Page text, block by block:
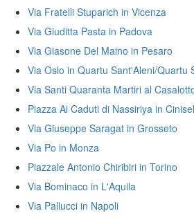
Via Fratelli Stuparich in Vicenza
Via Giuditta Pasta in Padova
Via Giasone Del Maino in Pesaro
Via Oslo in Quartu Sant'Aleni/Quartu
Via Santi Quaranta Martiri al
Piazza Ai Caduti di Nassiriya in
Via Giuseppe Saragat in Grosseto
Via Po in Monza
Piazzale Antonio Chiribiri in Torino
Via Bominaco in L'Aquila
Via Pallucci in Napoli